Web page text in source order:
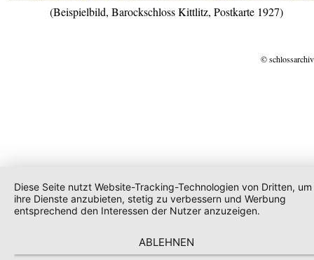
(Beispielbild, Barockschloss Kittlitz, Postkarte 1927)
©
Diese Seite nutzt Website-Tracking-Technologien von Dritten, um
ihre Dienste anzubieten, stetig zu verbessern und Werbung
entsprechend den Interessen der Nutzer anzuzeigen.
ABLEHNEN